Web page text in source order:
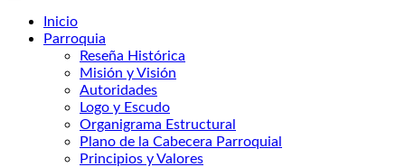
Inicio
Parroquia
Reseña Histórica
Misión y Visión
Autoridades
Logo y Escudo
Organigrama Estructural
Plano de la Cabecera Parroquial
Principios y Valores